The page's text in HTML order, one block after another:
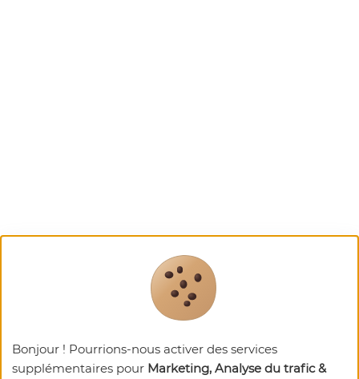
Bonjour ! Pourrions-nous activer des services
supplémentaires pour Marketing, Analyse du trafic &